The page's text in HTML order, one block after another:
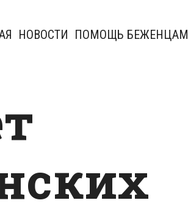
НОВОСТИ ПОМОЩЬ БЕЖЕНЦАМ